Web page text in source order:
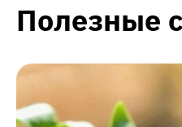
Полезные